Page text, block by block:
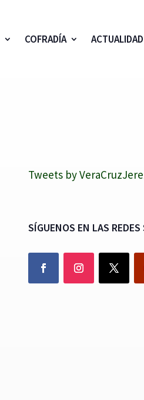
COFRADÍA ACTUALIDAD
Tweets by
SÍGUENOS EN LAS REDES